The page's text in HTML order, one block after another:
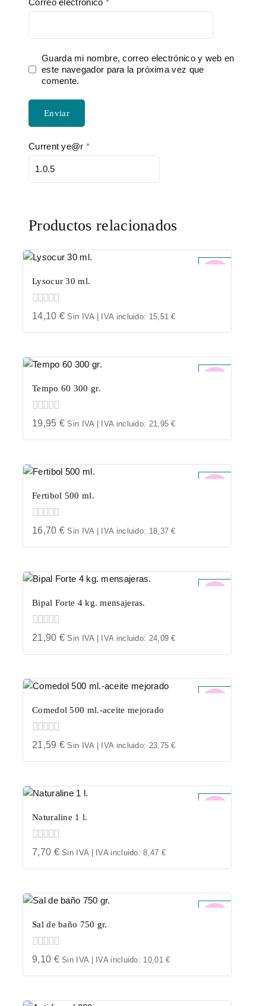
Correo electrónico *
Guarda mi nombre, correo electrónico y web en
este navegador para la próxima vez que
comente.
Current ye@r *
Productos relacionados
Lysocur 30 ml.
0
of
14,10 € Sin IVA | IVA incluido: 15,51€
Tempo 60 300 gr.
0
of
19,95 € Sin IVA | IVA incluido: 21,95€
Fertibol 500 ml.
0
of
16,70 € Sin IVA | IVA incluido: 18,37€
Bipal Forte 4 kg. mensajeras.
0
of
21,90 € Sin IVA | IVA incluido: 24,09€
Comedol 500 ml.-aceite mejorado
0
of
21,59 € Sin IVA | IVA incluido: 23,75€
Naturaline 1 l.
0
of
7,70 € Sin IVA | IVA incluido:8,47 €
Sal de baño 750 gr.
0
of
9,10 € Sin IVA | IVA incluido: 10,01€